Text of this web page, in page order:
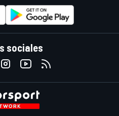
sociales